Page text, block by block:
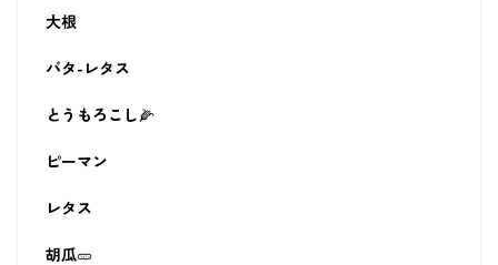
大根
バタ-レタス
とうもろこし🌽
ピーマン
レタス
胡瓜🥒